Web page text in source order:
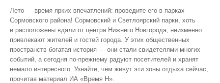
Лето — время ярких впечатлений: проведите его в парках
Сормовского района! Сормовский и Светлоярский парки, хоть
и расположены вдали от центра Нижнего Новгорода, неизменно
привлекают жителей и гостей города. У этих общественных
пространств богатая история — они стали свидетелями многих
событий, а сегодня по‑прежнему радуют посетителей и хранят
немало интересного. Узнайте, чем живут эти зоны отдыха сейчас,
прочитав материал ИА «Время Н».